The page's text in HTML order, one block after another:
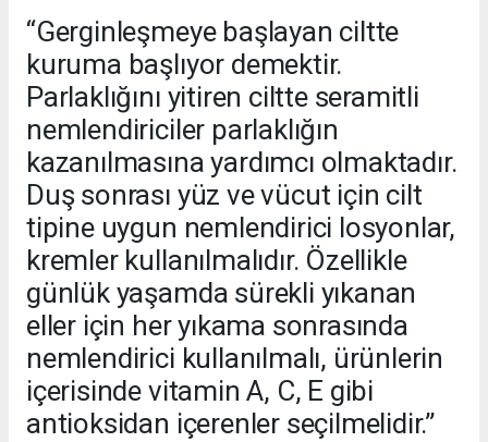
“Gerginleşmeye başlayan ciltte
kuruma başlıyor demektir.
Parlaklığını yitiren ciltte seramitli
nemlendiriciler parlaklığın
kazanılmasına yardımcı olmaktadır.
Duş sonrası yüz ve vücut için cilt
tipine uygun nemlendirici losyonlar,
kremler kullanılmalıdır. Özellikle
günlük yaşamda sürekli yıkanan
eller için her yıkama sonrasında
nemlendirici kullanılmalı, ürünlerin
içerisinde vitamin A, C, E gibi
antioksidan içerenler seçilmelidir.”